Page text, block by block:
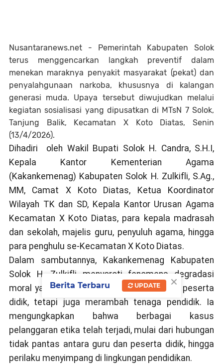
Nusantaranews.net - Pemerintah Kabupaten Solok
terus menggencarkan langkah preventif dalam
menekan maraknya penyakit masyarakat (pekat) dan
penyalahgunaan narkoba, khususnya di kalangan
generasi muda. Upaya tersebut diwujudkan melalui
kegiatan sosialisasi yang dipusatkan di MTsN 7 Solok,
Tanjung Balik, Kecamatan X Koto Diatas, Senin
(13/4/2026).
Dihadiri oleh Wakil Bupati Solok H. Candra, S.H.I,
Kepala Kantor Kementerian Agama
(Kakankemenag) Kabupaten Solok H. Zulkifli, S.Ag.,
MM, Camat X Koto Diatas, Ketua Koordinator
Wilayah TK dan SD, Kepala Kantor Urusan Agama
Kecamatan X Koto Diatas, para kepala madrasah
dan sekolah, majelis guru, penyuluh agama, hingga
para penghulu se-Kecamatan X Koto Diatas.
Dalam sambutannya, Kakankemenag Kabupaten
Solok H. Zulkifli menyoroti fenomena degradasi
moral yang tidak hanya terjadi di kalangan peserta
didik, tetapi juga merambah tenaga pendidik. Ia
mengungkapkan bahwa berbagai kasus
pelanggaran etika telah terjadi, mulai dari hubungan
tidak pantas antara guru dan peserta didik, hingga
perilaku menyimpang di lingkungan pendidikan.
×
Berita Terbaru UPDATE